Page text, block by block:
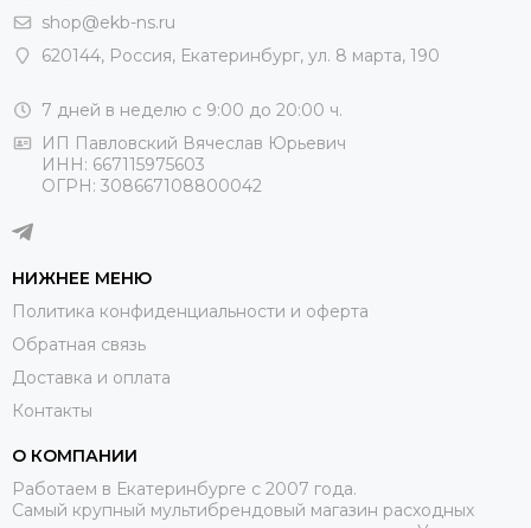
shop@ekb-ns.ru
620144, Россия, Екатеринбург, ул. 8 марта, 190
7 дней в неделю с 9:00 до 20:00 ч.
ИП Павловский Вячеслав Юрьевич
ИНН: 667115975603
ОГРН: 308667108800042
НИЖНЕЕ МЕНЮ
Политика конфиденциальности и оферта
Обратная связь
Доставка и оплата
Контакты
О КОМПАНИИ
Работаем в Екатеринбурге с 2007 года.
Самый крупный мультибрендовый магазин расходных